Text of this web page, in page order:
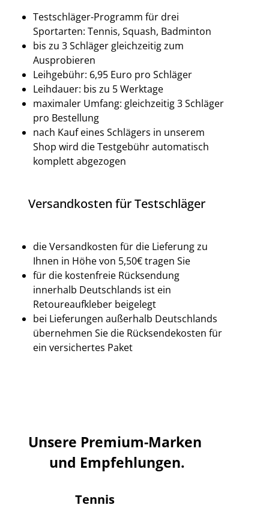
Testschläger-Programm für drei
Sportarten: Tennis, Squash, Badminton
bis zu 3 Schläger gleichzeitig zum
Ausprobieren
Leihgebühr: 6,95 Euro pro Schläger
Leihdauer: bis zu 5 Werktage
maximaler Umfang: gleichzeitig 3 Schläger
pro Bestellung
nach Kauf eines Schlägers in unserem
Shop wird die Testgebühr automatisch
komplett abgezogen
Versandkosten für Testschläger
die Versandkosten für die Lieferung zu
Ihnen in Höhe von 5,50€ tragen Sie
für die kostenfreie Rücksendung
innerhalb Deutschlands ist ein
Retoureaufkleber beigelegt
bei Lieferungen außerhalb Deutschlands
übernehmen Sie die Rücksendekosten für
ein versichertes Paket
Unsere Premium-Marken
und Empfehlungen.
Tennis